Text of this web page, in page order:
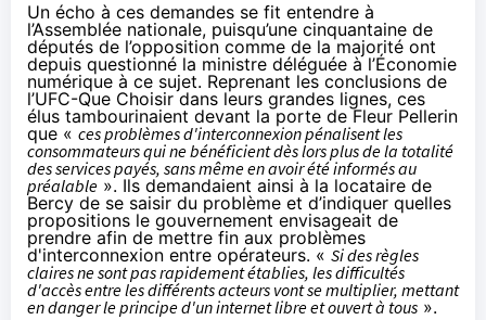
Un écho à ces demandes se fit entendre à
l’Assemblée nationale, puisqu’une cinquantaine de
députés de l’opposition comme de la majorité ont
depuis questionné la ministre déléguée à l’Économie
numérique à ce sujet. Reprenant les conclusions de
l’UFC-Que Choisir dans leurs grandes lignes, ces
élus tambourinaient devant la porte de Fleur Pellerin
que « ces problèmes d'interconnexion pénalisent les
consommateurs qui ne bénéficient dès lors plus de la totalité
des services payés, sans même en avoir été informés au
préalable ». Ils demandaient ainsi à la locataire de
Bercy de se saisir du problème et d’indiquer quelles
propositions le gouvernement envisageait de
prendre afin de mettre fin aux problèmes
d'interconnexion entre opérateurs. « Si des règles
claires ne sont pas rapidement établies, les difficultés
d'accès entre les différents acteurs vont se multiplier, mettant
en danger le principe d'un internet libre et ouvert à tous ».